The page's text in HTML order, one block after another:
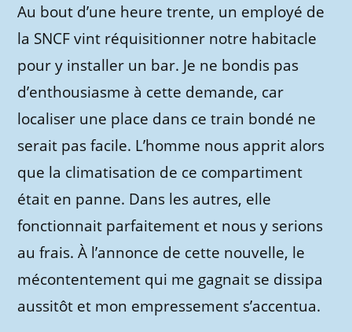
Au bout d’une heure trente, un employé de
la SNCF vint réquisitionner notre habitacle
pour y installer un bar. Je ne bondis pas
d’enthousiasme à cette demande, car
localiser une place dans ce train bondé ne
serait pas facile. L’homme nous apprit alors
que la climatisation de ce compartiment
était en panne. Dans les autres, elle
fonctionnait parfaitement et nous y serions
au frais. À l’annonce de cette nouvelle, le
mécontentement qui me gagnait se dissipa
aussitôt et mon empressement s’accentua.